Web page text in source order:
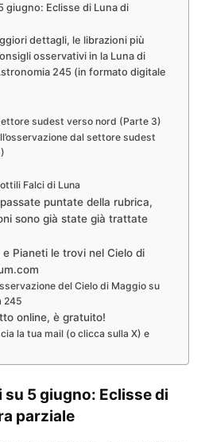
Eclisse di Luna di
dettagli, le librazioni più
osservativi in la Luna di
245 (in formato digitale
sudest verso nord (Parte 3)
dal settore sudest
Falci di Luna
puntate della rubrica,
sono già state già trattate
Pianeti le trovi nel Cielo di
del Cielo di Maggio su
245
online, è gratuito!
la tua mail (o clicca sulla X) e
su 5 giugno: Eclisse di
parziale